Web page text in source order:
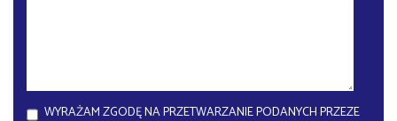
WYRAŻAM ZGODĘ NA PRZETWARZANIE PODANYCH PRZEZE